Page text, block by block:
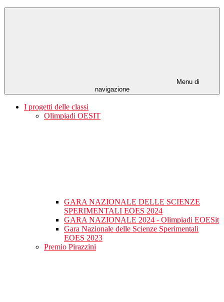
Menu di
navigazione
I progetti delle classi
Olimpiadi OESIT
GARA NAZIONALE DELLE SCIENZE
SPERIMENTALI EOES 2024
GARA NAZIONALE 2024 - Olimpiadi EOESit
Gara Nazionale delle Scienze Sperimentali
EOES 2023
Premio Pirazzini